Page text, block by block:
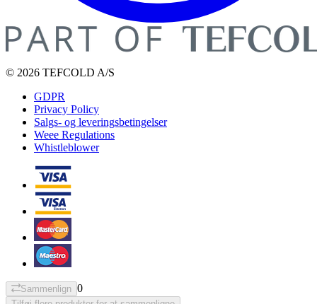
© 2026 TEFCOLD A/S
GDPR
Privacy Policy
Salgs- og leveringsbetingelser
Weee Regulations
Whistleblower
Sammenlign 0